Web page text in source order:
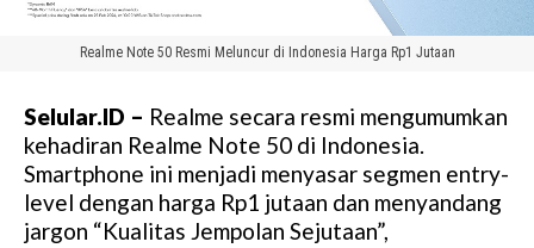
Realme Note 50 Resmi Meluncur di Indonesia Harga Rp1 Jutaan
Selular.ID – Realme secara resmi mengumumkan
kehadiran Realme Note 50 di Indonesia.
Smartphone ini menjadi menyasar segmen entry-
level dengan harga Rp1 jutaan dan menyandang
jargon “Kualitas Jempolan Sejutaan”,